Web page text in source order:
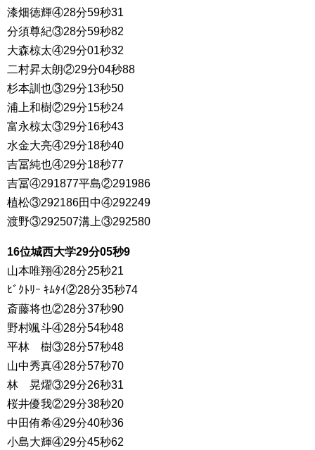
漆畑徳輝④28分59秒31
分須尊紀③28分59秒82
大森椋太④29分01秒32
二村昇太朗②29分04秒88
杉本訓也③29分13秒50
浦上和樹②29分15秒24
富永椋太③29分16秒43
水金大亮④29分18秒40
吉冨純也④29分18秒77
吉冨④291877平島②291986
植松③292186田中④292249
渡野③292507溝上③292580
16位城西大学29分05秒9
山本唯翔④28分25秒21
ﾋﾞｸﾄﾘｰ ｷﾑﾀｲ②28分35秒74
斎藤将也②28分37秒90
野村颯斗④28分54秒48
平林 樹③28分57秒48
山中秀真④28分57秒70
林 晃燿③29分26秒31
桜井優我②29分38秒20
中田侑希④29分40秒36
小島大輝④29分45秒62